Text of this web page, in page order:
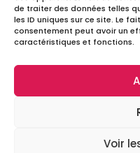
de traiter des données telles
les ID uniques sur ce site. Le
consentement peut avoir un
caractéristiques et fonctions.
Voir
Infos
Site réalisé avec
par